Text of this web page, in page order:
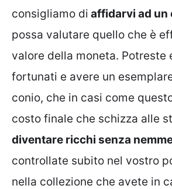
consigliamo di affidarvi ad un
possa valutare quello che è
valore della moneta. Potreste
fortunati e avere un
conio, che in casi come
costo finale che schizza alle
diventare ricchi senza
controllate subito nel vostro
nella collezione che avete in